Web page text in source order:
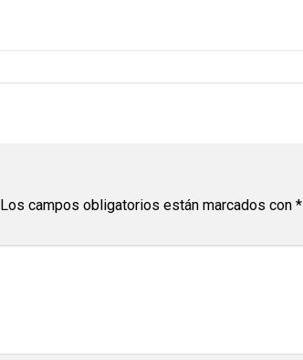
Los campos obligatorios están marcados con *